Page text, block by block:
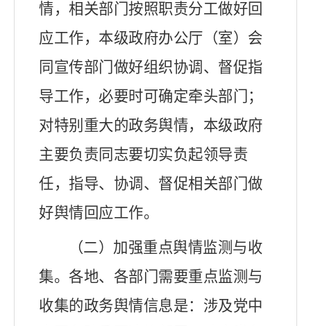
情，相关部门按照职责分工做好回
应工作，本级政府办公厅（室）会
同宣传部门做好组织协调、督促指
导工作，必要时可确定牵头部门；
对特别重大的政务舆情，本级政府
主要负责同志要切实负起领导责
任，指导、协调、督促相关部门做
好舆情回应工作。
（二）加强重点舆情监测与收
集。 各地、各部门需要重点监测与
收集的政务舆情信息是：涉及党中